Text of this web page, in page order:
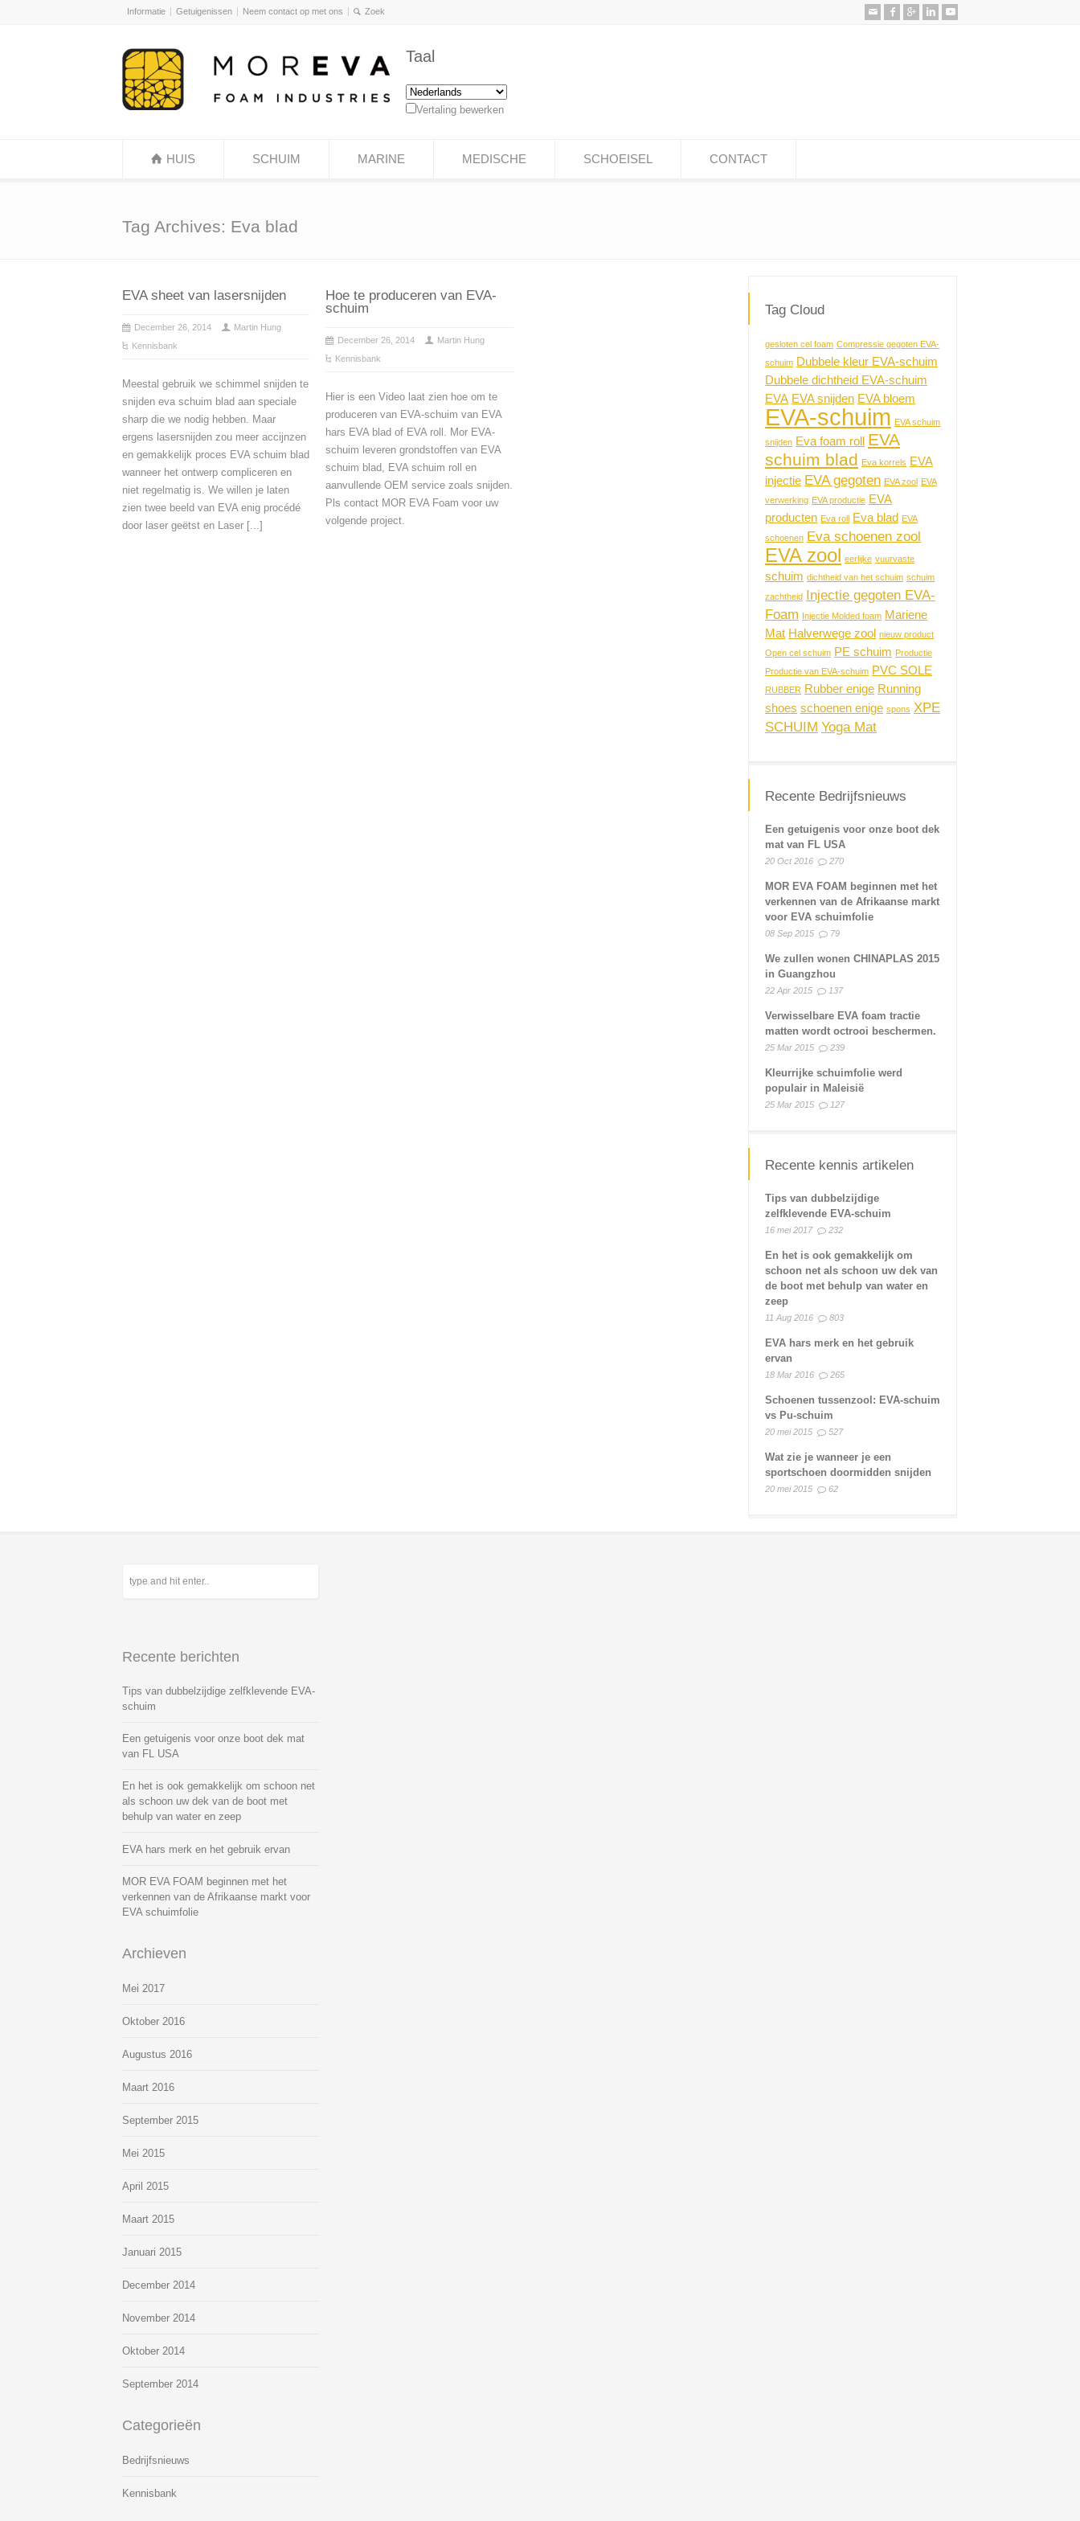
Informatie Getuigenissen Neem contact op met ons
Taal
Vertaling bewerken
HUIS SCHUIM MARINE MEDISCHE SCHOEISEL CONTACT
Tag Archives: Eva blad
EVA sheet van lasersnijden
December 26, 2014
Martin Hung
Kennisbank
Meestal gebruik we schimmel snijden te
snijden eva schuim blad aan speciale
sharp die we nodig hebben. Maar
ergens lasersnijden zou meer accijnzen
en gemakkelijk proces EVA schuim blad
wanneer het ontwerp compliceren en
niet regelmatig is. We willen je laten
zien twee beeld van EVA enig procédé
door laser geëtst en Laser [...]
Hoe te produceren van EVA-
schuim
December 26, 2014
Martin Hung
Kennisbank
Hier is een Video laat zien hoe om te
produceren van EVA-schuim van EVA
hars EVA blad of EVA roll. Mor EVA-
schuim leveren grondstoffen van EVA
schuim blad, EVA schuim roll en
aanvullende OEM service zoals snijden.
Pls contact MOR EVA Foam voor uw
volgende project.
Tag Cloud
gesloten cel foam Compressie gegoten EVA-
schuim Dubbele kleur EVA-schuim
Dubbele dichtheid EVA-schuim
EVA EVA snijden EVA bloem
EVA-schuim EVA schuim
snijden Eva foam roll
EVA
schuim blad Eva korrels EVA
injectie EVA gegoten EVA zool EVA
verwerking EVA productie EVA
producten Eva roll Eva blad EVA
schoenen Eva schoenen zool
EVA zool eerlijke vuurvaste
schuim dichtheid van het schuim schuim
zachtheid Injectie gegoten EVA-
Foam Injectie Molded foam Mariene
Mat Halverwege zool nieuw product
Open cel schuim PE schuim Productie
Productie van EVA-schuim PVC SOLE
RUBBER Rubber enige Running
shoes schoenen enige spons XPE
SCHUIM Yoga Mat
Recente Bedrijfsnieuws
Een getuigenis voor onze boot dek
mat van FL USA
20 Oct 2016 270
MOR EVA FOAM beginnen met het
verkennen van de Afrikaanse markt
voor EVA schuimfolie
08 Sep 2015 79
We zullen wonen CHINAPLAS 2015
in Guangzhou
22 Apr 2015 137
Verwisselbare EVA foam tractie
matten wordt octrooi beschermen.
25 Mar 2015 239
Kleurrijke schuimfolie werd
populair in Maleisië
25 Mar 2015 127
Recente kennis artikelen
Tips van dubbelzijdige
zelfklevende EVA-schuim
16 mei 2017 232
En het is ook gemakkelijk om
schoon net als schoon uw dek van
de boot met behulp van water en
zeep
11 Aug 2016 803
EVA hars merk en het gebruik
ervan
18 Mar 2016 265
Schoenen tussenzool: EVA-schuim
vs Pu-schuim
20 mei 2015 527
Wat zie je wanneer je een
sportschoen doormidden snijden
20 mei 2015 62
Recente berichten
Tips van dubbelzijdige zelfklevende EVA-
schuim
Een getuigenis voor onze boot dek mat
van FL USA
En het is ook gemakkelijk om schoon net
als schoon uw dek van de boot met
behulp van water en zeep
EVA hars merk en het gebruik ervan
MOR EVA FOAM beginnen met het
verkennen van de Afrikaanse markt voor
EVA schuimfolie
Archieven
Mei 2017
Oktober 2016
Augustus 2016
Maart 2016
September 2015
Mei 2015
April 2015
Maart 2015
Januari 2015
December 2014
November 2014
Oktober 2014
September 2014
Categorieën
Bedrijfsnieuws
Kennisbank